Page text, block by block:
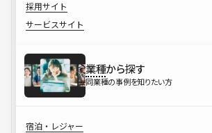
採用サイト
サービスサイト
業種から探す
同業種の事例を知りたい方
宿泊・レジャー